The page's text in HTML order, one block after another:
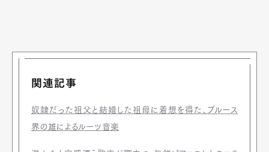
関連記事
奴隷だった祖父と結婚した祖母に着想を得た、ブルース
界の雄によるルーツ音楽